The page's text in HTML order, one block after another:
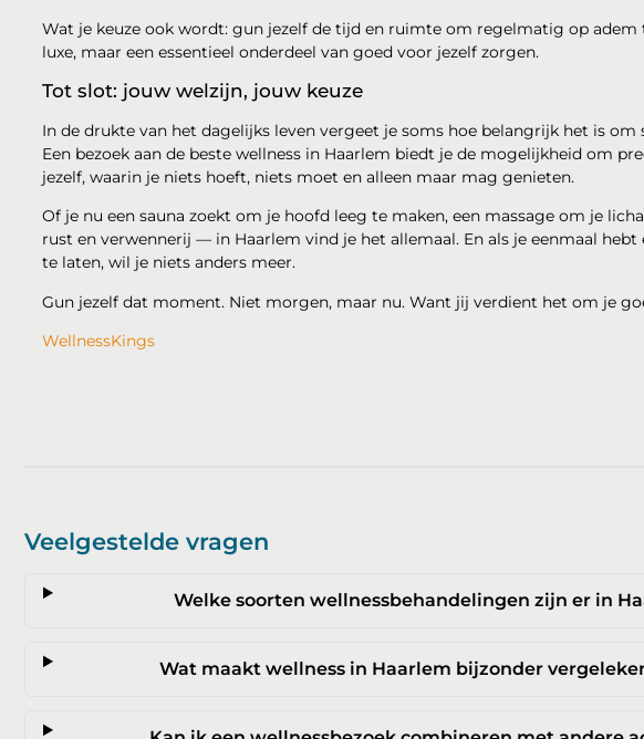
Wat je keuze ook wordt: gun jezelf de tijd en ruimte om regelmatig op
luxe, maar een essentieel onderdeel van goed voor jezelf zorgen.
Tot slot: jouw welzijn, jouw keuze
In de drukte van het dagelijks leven vergeet je soms hoe belangrijk het is
Een bezoek aan de beste wellness in Haarlem biedt je de mogelijkheid om
jezelf, waarin je niets hoeft, niets moet en alleen maar mag genieten.
Of je nu een sauna zoekt om je hoofd leeg te maken, een massage om je
rust en verwennerij — in Haarlem vind je het allemaal. En als je eenmaal
te laten, wil je niets anders meer.
Gun jezelf dat moment. Niet morgen, maar nu. Want jij verdient het om je
WellnessKings
Veelgestelde vragen
Welke soorten wellnessbehandelingen zijn er in
Wat maakt wellness in Haarlem bijzonder